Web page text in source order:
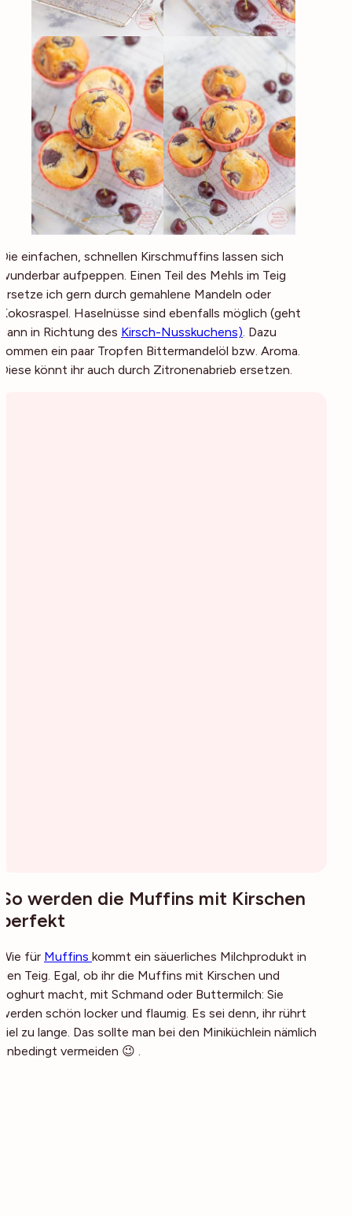
Die einfachen, schnellen Kirschmuffins lassen sich
wunderbar aufpeppen. Einen Teil des Mehls im Teig
ersetze ich gern durch gemahlene Mandeln oder
Kokosraspel. Haselnüsse sind ebenfalls möglich (geht
dann in Richtung des Kirsch-Nusskuchens). Dazu
kommen ein paar Tropfen Bittermandelöl bzw. Aroma.
Diese könnt ihr auch durch Zitronenabrieb ersetzen.
So werden die Muffins mit Kirschen
perfekt
Wie für Muffins kommt ein säuerliches Milchprodukt in
den Teig. Egal, ob ihr die Muffins mit Kirschen und
Joghurt macht, mit Schmand oder Buttermilch: Sie
werden schön locker und flaumig. Es sei denn, ihr rührt
viel zu lange. Das sollte man bei den Miniküchlein nämlich
unbedingt vermeiden 😉 .